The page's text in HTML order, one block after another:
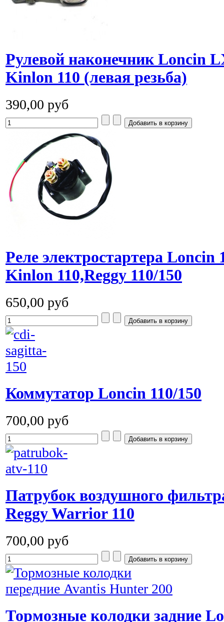
Рулевой наконечник Loncin
Kinlon 110 (левая резьба)
390,00 руб
Реле электростартера Loncin
Kinlon 110,Reggy 110/150
650,00 руб
Коммутатор Loncin 110/150
700,00 руб
Патрубок воздушного
Reggy Warrior 110
700,00 руб
Тормозные колодки задние